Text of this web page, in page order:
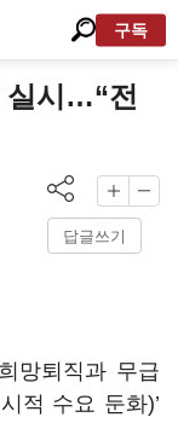
구독
실시…“전
답글쓰기
망퇴직과 무급
적 수요 둔화)’